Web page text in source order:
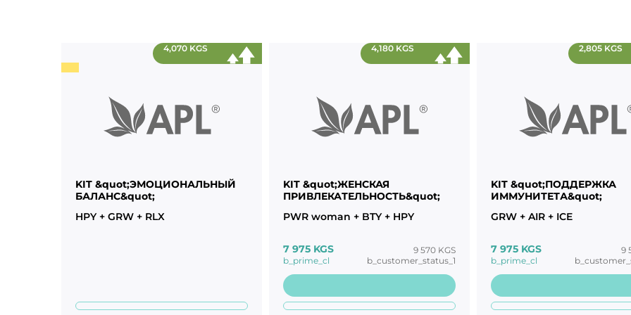
4,070 KGS
KIT &quot;ЭМОЦИОНАЛЬНЫЙ
БАЛАНС&quot;
HPY + GRW + RLX
4,180 KGS
KIT &quot;ЖЕНСКАЯ
ПРИВЛЕКАТЕЛЬНОСТЬ&quot;
PWR woman + BTY + HPY
7 975 KGS
b_prime_cl
9 570 KGS
b_customer_status_1
2,805 KGS
KIT &quot;ПОДДЕРЖКА
ИММУНИТЕТА&quot;
GRW + AIR + ICE
7 975 KGS
b_prime_cl
9